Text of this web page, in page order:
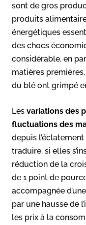
sont de gros
produits
énergétiques
des chocs
considérable, en
matières
du blé ont grimpé
Les variations des
fluctuations des
depuis
traduire, si elles
réduction de la
de 1 point de
accompagnée
par une hausse de
les prix à la